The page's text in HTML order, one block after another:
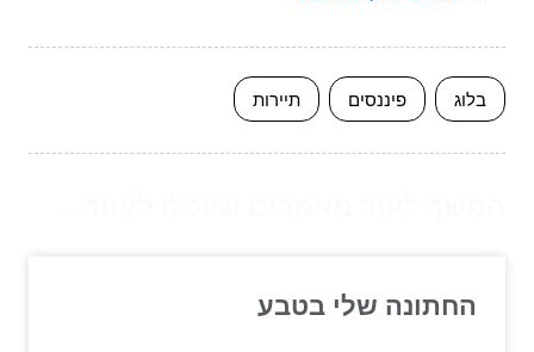
בלוג פיננסים תיירות
החתונה שלי בטבע